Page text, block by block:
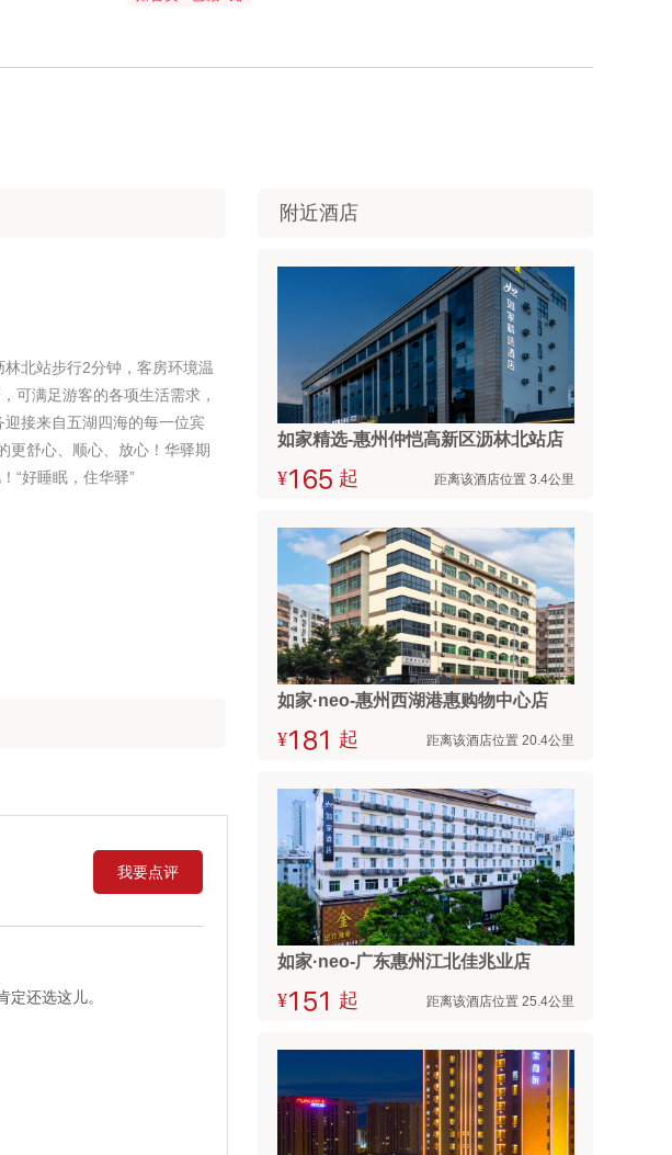
北站步行2分钟，客房环境温
可满足游客的各项生活需求，
接来自五湖四海的每一位宾
更舒心、顺心、放心！华驿期
“好睡眠，住华驿”
我要点评
还选这儿。
附近酒店
如家精选-惠州仲恺高新区沥林北站店
¥  起 距离该酒店位置 3.4公里
如家·neo-惠州西湖港惠购物中心店
¥  起 距离该酒店位置 20.4公里
如家·neo-广东惠州江北佳兆业店
¥  起 距离该酒店位置 25.4公里